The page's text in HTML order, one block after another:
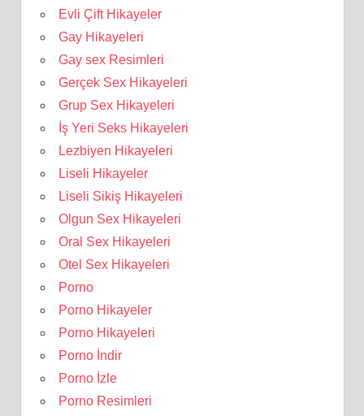
Evli Çift Hikayeler
Gay Hikayeleri
Gay sex Resimleri
Gerçek Sex Hikayeleri
Grup Sex Hikayeleri
İş Yeri Seks Hikayeleri
Lezbiyen Hikayeleri
Liseli Hikayeler
Liseli Sikiş Hikayeleri
Olgun Sex Hikayeleri
Oral Sex Hikayeleri
Otel Sex Hikayeleri
Porno
Porno Hikayeler
Porno Hikayeleri
Porno İndir
Porno İzle
Porno Resimleri